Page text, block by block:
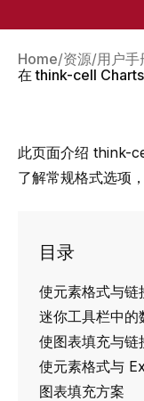
Home 资源 用户手
在 think-cell
此页面介绍 think-
了解常规格式选项
目录
使元素格式与链
迷你工具栏中的
使图表填充与链
使元素格式与
图表填充方案